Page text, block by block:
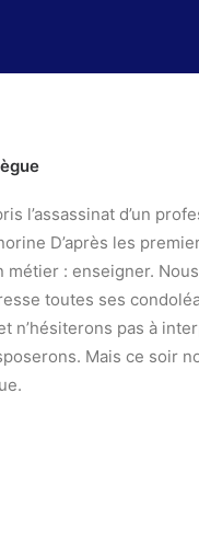
l’assassinat d’un
D’après les
: enseigner.
toutes ses
n’hésiterons pas à
Mais ce soir